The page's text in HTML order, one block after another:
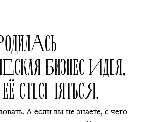
БИЗНЕС-ИДЕЯ,
СТЕСНЯТЬСЯ.
А если вы не знаете, с чего